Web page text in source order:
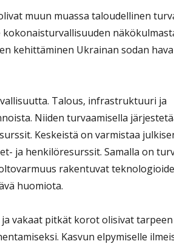
muun muassa taloudellinen
kehittäminen Ukrainan sodan
Talous, infrastruktuuri ja
Niiden turvaamisella
Keskeistä on varmistaa
ja henkilöresurssit. Samalla on
rakentuvat
huomiota.
vakaat pitkät korot olisivat tarpeen
Kasvun elpymiselle